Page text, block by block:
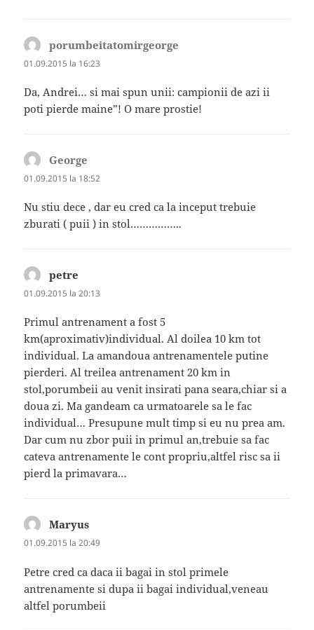
porumbeitatomirgeorge
01.09.2015 la 16:23
Da, Andrei… si mai spun unii: campionii de azi ii
poti pierde maine”! O mare prostie!
George
01.09.2015 la 18:52
Nu stiu dece , dar eu cred ca la inceput trebuie
zburati ( puii ) in stol……………..
petre
01.09.2015 la 20:13
Primul antrenament a fost 5
km(aproximativ)individual. Al doilea 10 km tot
individual. La amandoua antrenamentele putine
pierderi. Al treilea antrenament 20 km in
stol,porumbeii au venit insirati pana seara,chiar si a
doua zi. Ma gandeam ca urmatoarele sa le fac
individual… Presupune mult timp si eu nu prea am.
Dar cum nu zbor puii in primul an,trebuie sa fac
cateva antrenamente le cont propriu,altfel risc sa ii
pierd la primavara…
Maryus
01.09.2015 la 20:49
Petre cred ca daca ii bagai in stol primele
antrenamente si dupa ii bagai individual,veneau
altfel porumbeii